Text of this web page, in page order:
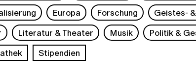
Europa Forschung Geistes-
Literatur & Theater Musik Politik &
Stipendien